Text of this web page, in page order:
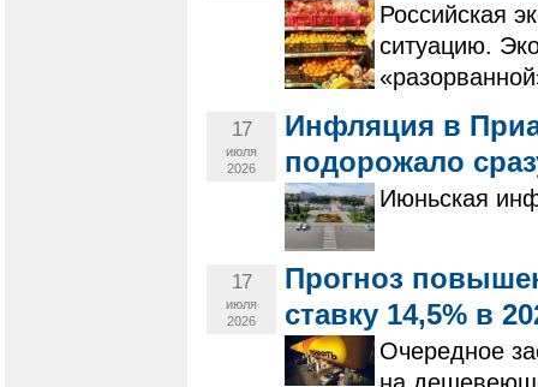
Российская
ситуацию.
17
июля
2026
Инфляция в
подорожало
Июньская
17
июля
2026
Прогноз
ставку 14,5% в
Очередное